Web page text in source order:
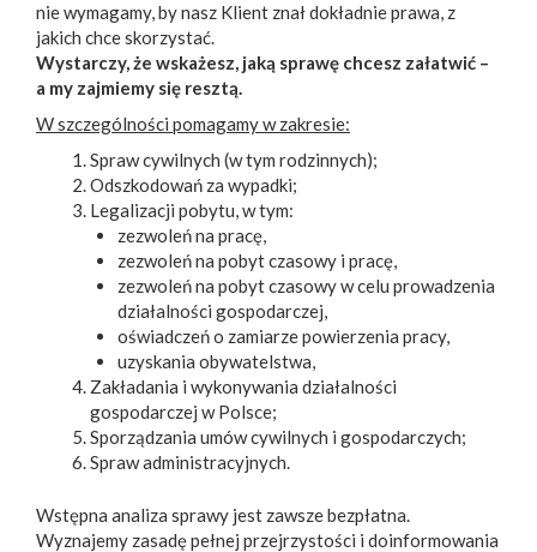
nie wymagamy, by nasz Klient znał dokładnie prawa, z
jakich chce skorzystać.
Wystarczy, że wskażesz, jaką sprawę chcesz załatwić –
a my zajmiemy się resztą.
W szczególności pomagamy w zakresie:
Spraw cywilnych (w tym rodzinnych);
Odszkodowań za wypadki;
Legalizacji pobytu, w tym:
zezwoleń na pracę,
zezwoleń na pobyt czasowy i pracę,
zezwoleń na pobyt czasowy w celu prowadzenia
działalności gospodarczej,
oświadczeń o zamiarze powierzenia pracy,
uzyskania obywatelstwa,
Zakładania i wykonywania działalności
gospodarczej w Polsce;
Sporządzania umów cywilnych i gospodarczych;
Spraw administracyjnych.
Wstępna analiza sprawy jest zawsze bezpłatna.
Wyznajemy zasadę pełnej przejrzystości i doinformowania